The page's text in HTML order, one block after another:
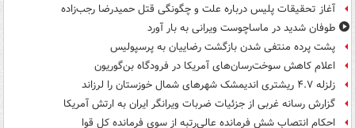
آغاز تحقیقات پلیس درباره علت و چگونگی قتل حمیدرضا رجب‌زاده
طوفان شدید در ماساچوست ویرانی به بار آورد
پشت پرده منتفی شدن بازگشت رضاییان به پرسپولیس
اعلام کاهش سوخت‌رسان‌های آمریکا در فرودگاه بن‌گوریون
زلزله ۴.۷ ریشتری اندیمشک شهرهای شمال خوزستان را لرزاند
گزارش رسانه غربی از جزئیات ضربات ویرانگر ایران به ارتش آمریکا
احکام انتصاب شش فرمانده عالی‌رتبه از سوی فرمانده کل قوا